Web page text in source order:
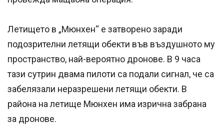
Летището в „Мюнхен“ е затворено заради
подозрителни летящи обекти във въздушното му
пространство, най-вероятно дронове. В 9 часа
тази сутрин двама пилоти са подали сигнал, че са
забелязали неразрешени летящи обекти. В
района на летище Мюнхен има изрична забрана
за дронове.